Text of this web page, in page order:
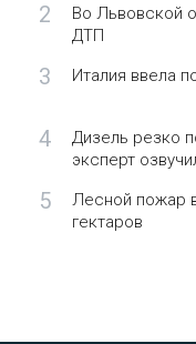
2
Во Львовской
ДТП
3 Италия ввела
4
Дизель резко
эксперт
5
Лесной пожар
гектаров